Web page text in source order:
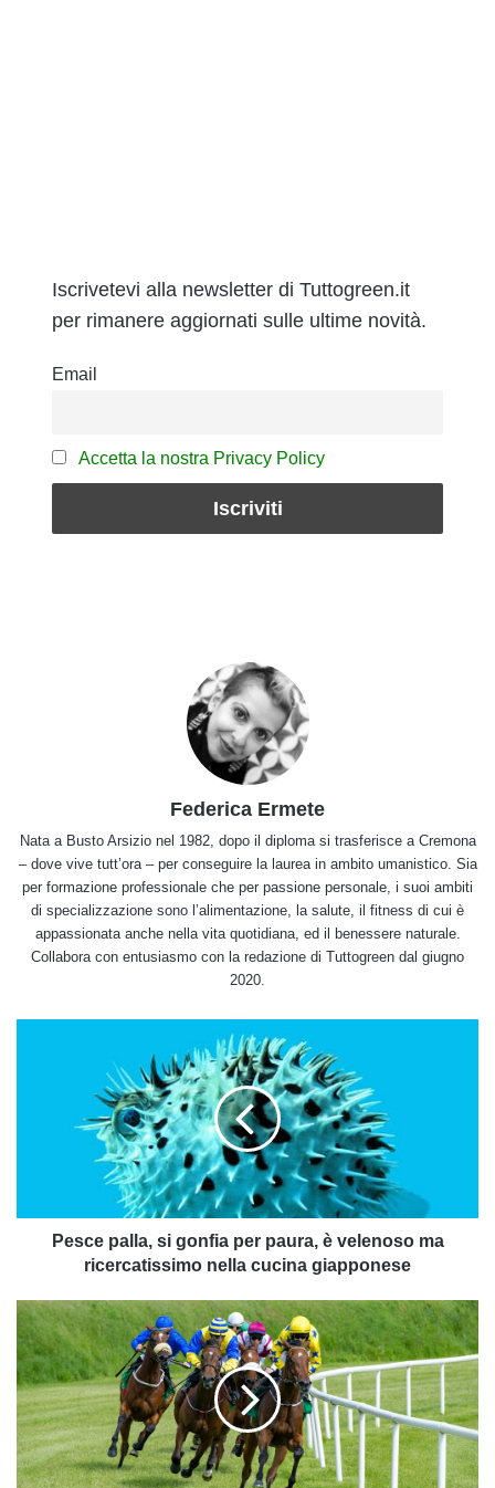
Iscrivetevi alla newsletter di Tuttogreen.it
per rimanere aggiornati sulle ultime novità.
Email
Accetta la nostra Privacy Policy
Federica Ermete
Nata a Busto Arsizio nel 1982, dopo il diploma si trasferisce a Cremona
– dove vive tutt’ora – per conseguire la laurea in ambito umanistico. Sia
per formazione professionale che per passione personale, i suoi ambiti
di specializzazione sono l’alimentazione, la salute, il fitness di cui è
appassionata anche nella vita quotidiana, ed il benessere naturale.
Collabora con entusiasmo con la redazione di Tuttogreen dal giugno
2020.
ma
ricercatissimo
giapponese
Pesce palla, si gonfia per paura, è velenoso ma
ricercatissimo nella cucina giapponese
Cavalli,
tutto
su
questi
splendidi
animali
molto
empatici